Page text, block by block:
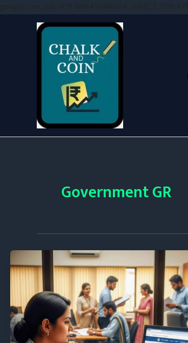
Government GR